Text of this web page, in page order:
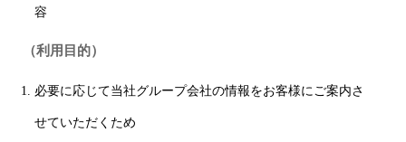
容
（利用目的）
必要に応じて当社グループ会社の情報をお客様にご案内さ
せていただくため